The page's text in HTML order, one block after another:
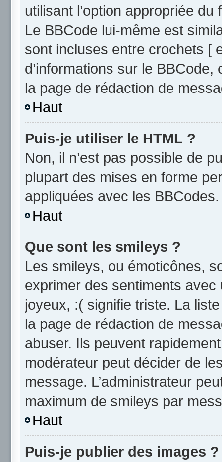
utilisant l’option appropriée
Le BBCode lui-même est
sont incluses entre crochets [
d’informations sur le
la page de rédaction de
Haut
Puis-je utiliser le HTML ?
Non, il n’est pas possible de
plupart des mises en forme
appliquées avec les BBCodes.
Haut
Que sont les smileys ?
Les smileys, ou émoticônes,
exprimer des sentiments
joyeux, :( signifie triste. La
la page de rédaction de
abuser. Ils peuvent
modérateur peut décider de
message. L’administrateur
maximum de smileys par
Haut
Puis-je publier des images ?